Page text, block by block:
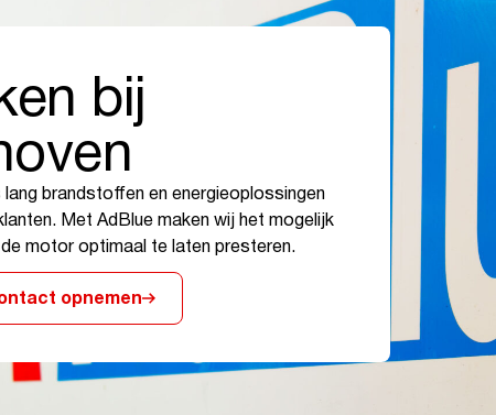
bij
brandstoffen en energieoplossingen
Met AdBlue maken wij het mogelijk
motor optimaal te laten presteren.
opnemen